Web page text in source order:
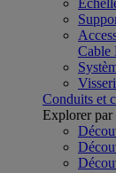
Cable
Conduits et
Explorer par